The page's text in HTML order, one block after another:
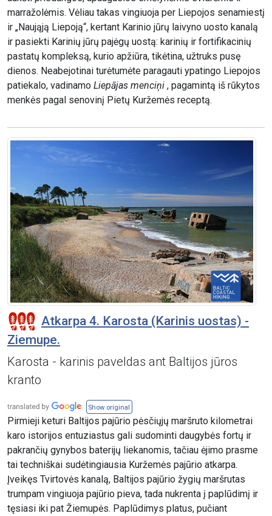
marražolėmis. Vėliau takas vingiuoja per Liepojos senamiestį
ir „Naująją Liepoją“, kertant Karinio jūrų laivyno uosto kanalą
ir pasiekti Karinių jūrų pajėgų uostą: karinių ir fortifikacinių
pastatų kompleksą, kurio apžiūra, tikėtina, užtruks pusę
dienos. Neabejotinai turėtumėte paragauti ypatingo Liepojos
patiekalo, vadinamo Liepājas menciņi , pagamintą iš rūkytos
menkės pagal senovinį Pietų Kuržemės receptą.
Atkarpa 4. Karosta (Karinis uostas) -
Ziemupe.
Karosta - karinis paveldas ant Baltijos jūros
kranto
Show original
Pirmieji keturi Baltijos pajūrio pėsčiųjų maršruto kilometrai
karo istorijos entuziastus gali sudominti daugybės fortų ir
pakrančių gynybos baterijų liekanomis, tačiau ėjimo prasme
tai techniškai sudėtingiausia Kuržemės pajūrio atkarpa.
Įveikęs Tvirtovės kanalą, Baltijos pajūrio žygių maršrutas
trumpam vingiuoja pajūrio pieva, tada nukrenta į paplūdimį ir
tęsiasi iki pat Žiemupės. Paplūdimys platus, pučiant